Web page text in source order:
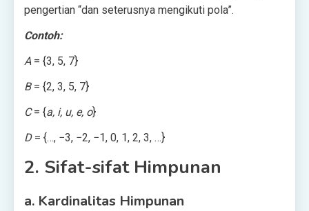
pengertian “dan seterusnya mengikuti pola”.
Contoh:
A = {3, 5, 7}
B = {2, 3, 5, 7}
C= {a, i, u, e, o}
D = {…, −3, −2, −1, 0, 1, 2, 3, …}
2. Sifat-sifat Himpunan
a. Kardinalitas Himpunan